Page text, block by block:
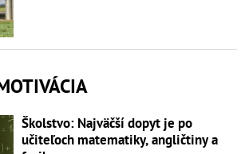
Školstvo: Najväčší dopyt je po
učiteľoch matematiky, angličtiny a